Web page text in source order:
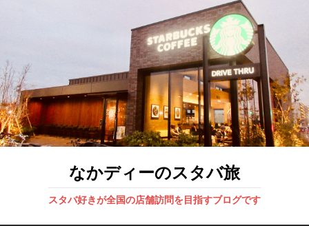
なかディーのスタバ旅
スタバ好きが全国の店舗訪問を目指すブログです